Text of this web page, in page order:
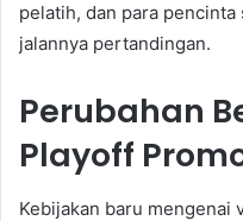
pelatih, dan para
jalannya pertandingan.
Perubahan
Playoff
Kebijakan baru mengenai